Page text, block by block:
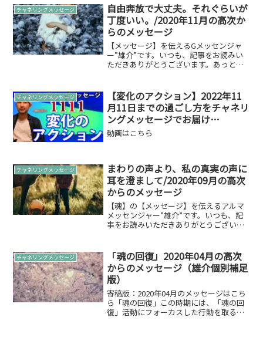
チャネリングメッセージ
自由奔放で大丈夫。それぐらいが
丁度いい。/2020年11月の高次か
らのメッセージ
【メッセージ】を伝えるGメッセンジャ
ー”雄介”です。いつも、記事をお読みい
ただきありがとうございます。あっとい
らのメッセージをお伝えします。2020年
11月のメッセ...
チャネリングメッセージ
【変化のアクション】2022年11
月11日までの過ごし方をチャネリ
ングメッセージでお届け
【221111】
動画はこちら
チャネリングメッセージ
まわりの声より、私の真実の声に
耳を澄まして/2020年09月の高次
からのメッセージ
【魂】の【メッセージ】を伝えるアルマ
メッセンジャー”雄介”です。いつも、記
事をお読みいただきありがとうございま
オンズゲートもあったり、日本も大きく
変わりつつあ...
チャネリングメッセージ
「魂の回復」2020年04月の高次
からのメッセージ（雄介個別補足
版）
寄稿版：2020年04月のメッセージはこち
ら「魂の回復」この時期には、「魂の回
復」活動にフォーカスした行動を取ると